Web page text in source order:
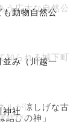
動物自然公
う広大な自然公
み（川越一
知られる城下町
神社
ルが涼しげな古
結びの神」